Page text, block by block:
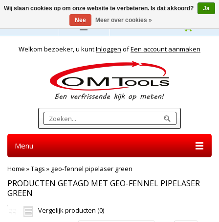
Nederlands
Welkom bezoeker, u kuntInloggen ofEen account aanmaken
Menu
Home »Tags » geo-fennel pipelaser green
PRODUCTEN GETAGD MET GEO-FENNEL PIPELASER
GREEN
Vergelijk producten (0)
Wij slaan cookies op om onze website te verbeteren. Is dat akkoord?
Ja
Nee
Meer over cookies »